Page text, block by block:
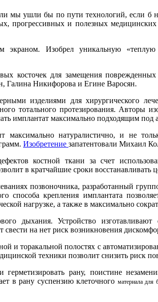
мы ушли бы по пути технологий, если б
прогрессивных и полезных
Изобрел уникальную
косточек для замещения
Никифорова и Егине Варосян.
изделиями для хирургического
тотального протезирования.
имплантат максимально подходящим под
максимально натуралистично, и не
Изобретение запатентовали Михаил
костной ткани за счет
в кратчайшие сроки восстанавливать
позвоночника, разработанный
крепления имплантата
нагрузке, а также в максимально
дыхания. Устройство
на нет риск возникновения
и торакальной полостях с
техники позволит снизить риск
герметизировать рану, поистине
в рану суспензию клеточного материала для